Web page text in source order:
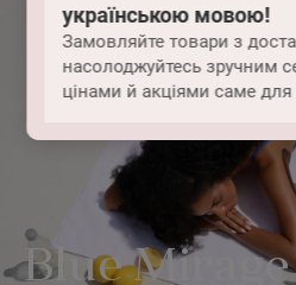
українською мовою!
Замовляйте товари з
насолоджуйтесь зручним
цінами й акціями саме для
Blue Mirage